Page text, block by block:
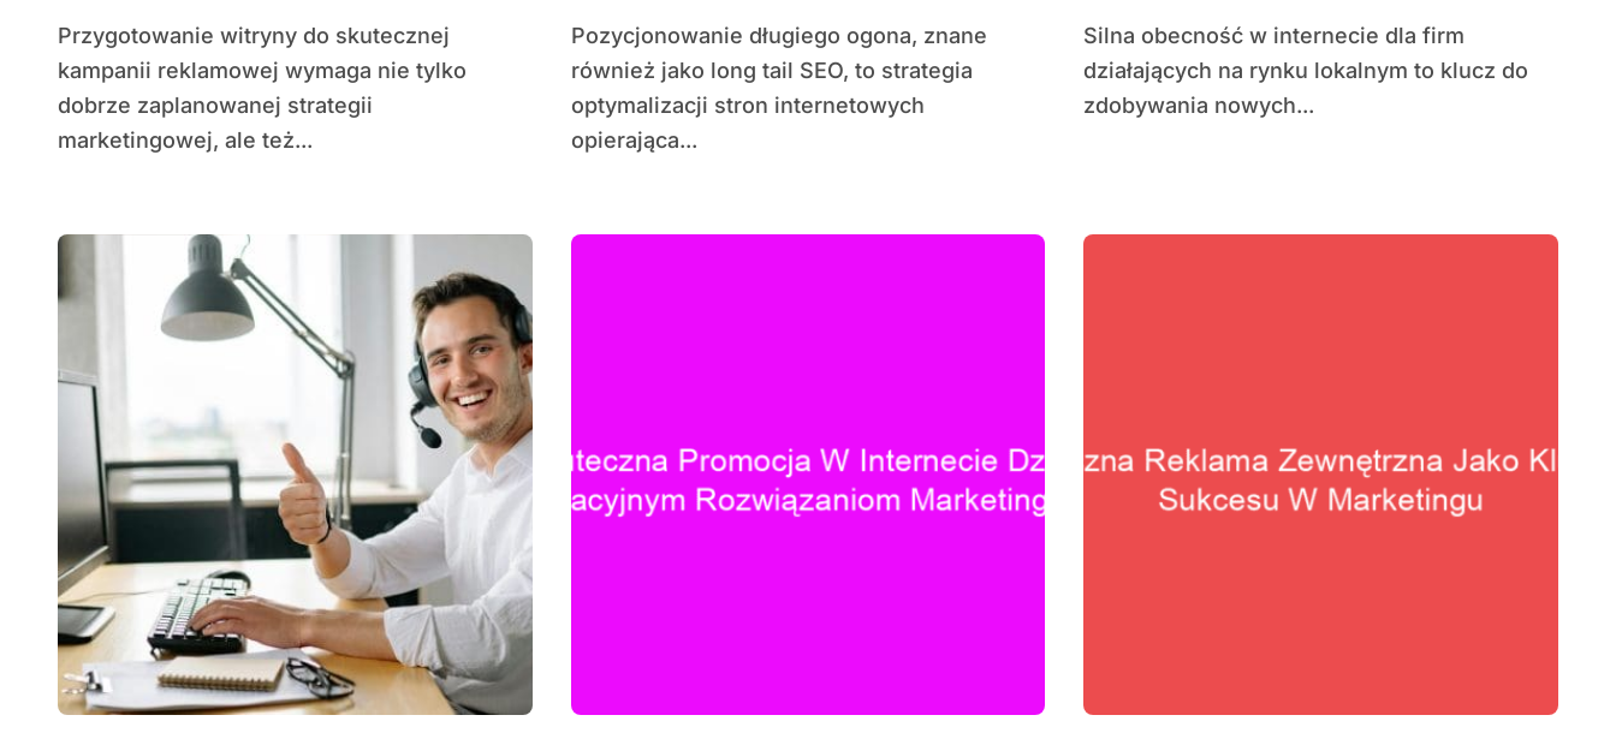
Przygotowanie witryny do skutecznej
kampanii reklamowej wymaga nie tylko
dobrze zaplanowanej strategii
marketingowej, ale też...
Pozycjonowanie długiego ogona, znane
również jako long tail SEO, to strategia
optymalizacji stron internetowych
opierająca...
Silna obecność w internecie dla firm
działających na rynku lokalnym to klucz do
zdobywania nowych...